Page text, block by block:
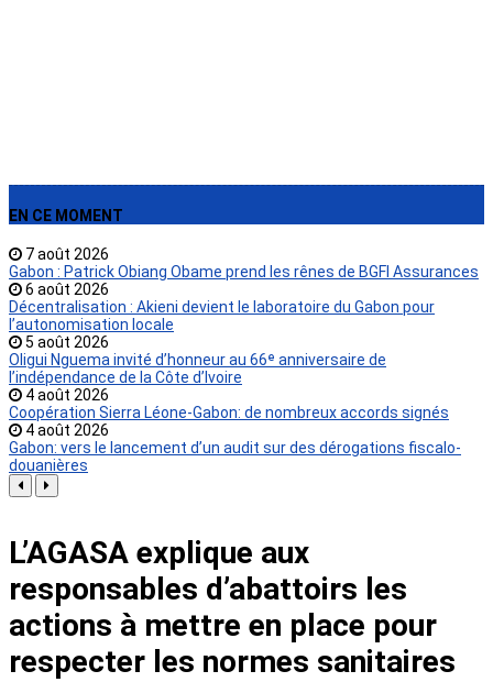
EN CE MOMENT
7 août 2026
Gabon : Patrick Obiang Obame prend les rênes de BGFI Assurances
6 août 2026
Décentralisation : Akieni devient le laboratoire du Gabon pour
l’autonomisation locale
5 août 2026
Oligui Nguema invité d’honneur au 66ᵉ anniversaire de
l’indépendance de la Côte d’Ivoire
4 août 2026
Coopération Sierra Léone-Gabon: de nombreux accords signés
4 août 2026
Gabon: vers le lancement d’un audit sur des dérogations fiscalo-
douanières
L’AGASA explique aux
responsables d’abattoirs les
actions à mettre en place pour
respecter les normes sanitaires